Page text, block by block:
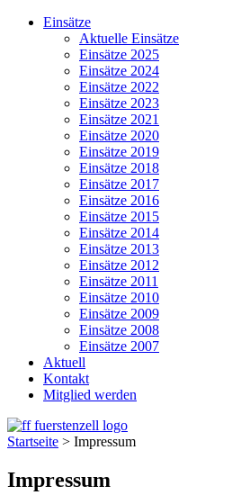
Einsätze
Aktuelle Einsätze
Einsätze 2025
Einsätze 2024
Einsätze 2022
Einsätze 2023
Einsätze 2021
Einsätze 2020
Einsätze 2019
Einsätze 2018
Einsätze 2017
Einsätze 2016
Einsätze 2015
Einsätze 2014
Einsätze 2013
Einsätze 2012
Einsätze 2011
Einsätze 2010
Einsätze 2009
Einsätze 2008
Einsätze 2007
Aktuell
Kontakt
Mitglied werden
Startseite > Impressum
Impressum